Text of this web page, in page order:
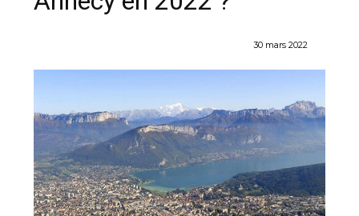
30 mars 2022